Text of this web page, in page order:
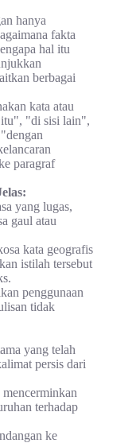
hanya
fakta
hal itu
berbagai
kata atau
itu", "di sisi lain",
paragraf
yang lugas,
gaul atau
kata geografis
istilah tersebut
penggunaan
tidak
yang telah
persis dari
terhadap
ke